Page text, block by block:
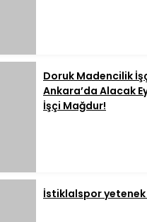
Doruk Madencilik
Ankara’da Alacak
İşçi Mağdur!
İstiklalspor yetenek